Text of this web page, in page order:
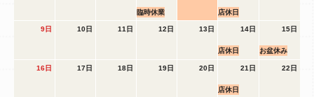
臨時休業 店休日
9日 10日 11日 12日 13日 14日
店休日
15日
お盆休み
16日 17日 18日 19日 20日 21日
店休日
22日